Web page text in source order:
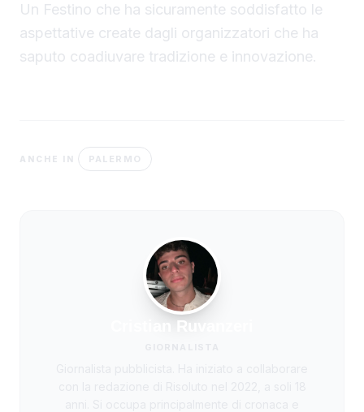
Un Festino che ha sicuramente soddisfatto le
aspettative create dagli organizzatori che ha
saputo coadiuvare tradizione e innovazione.
ANCHE IN PALERMO
Cristian Ruvanzeri